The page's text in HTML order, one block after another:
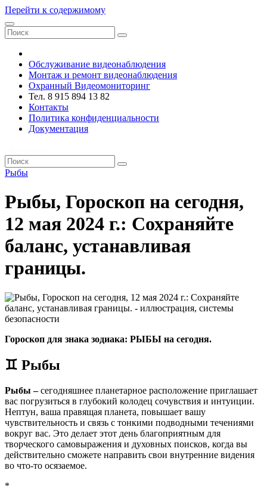
Перейти к содержимому
Обслуживание видеонаблюдения
Монтаж и ремонт видеонаблюдения
Охранный Видеомониторинг
Тел. 8 915 894 13 82
Контакты
Политика конфиденциальности
Документация
Рыбы
Рыбы, Гороскоп на сегодня,
12 мая 2024 г.: Сохраняйте
баланс, устанавливая
границы.
Гороскоп для знака зодиака: РЫБЫ на сегодня.
♊ Рыбы
Рыбы –сегодняшнее планетарное расположение приглашает
вас погрузиться в глубокий колодец сочувствия и интуиции.
Нептун, ваша правящая планета, повышает вашу
чувствительность и связь с тонкими подводными течениями
вокруг вас. Это делает этот день благоприятным для
творческого самовыражения и духовных поисков, когда вы
действительно сможете направить свои внутренние видения
во что-то осязаемое.
*